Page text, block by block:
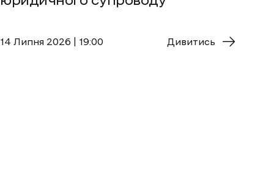
14 Липня 2026 | 19:00 Дивитись